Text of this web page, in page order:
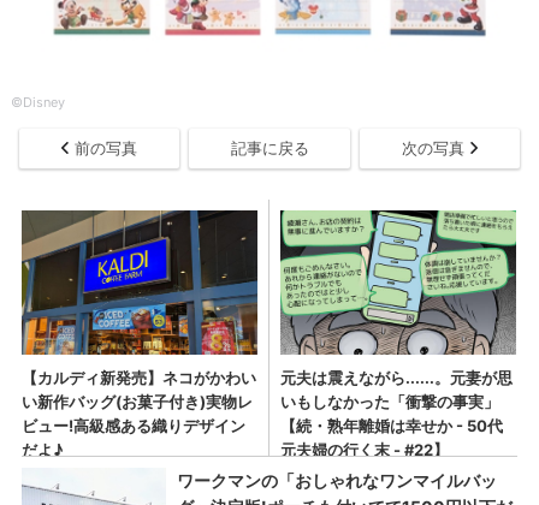
©︎Disney
前の写真 記事に戻る 次の写真